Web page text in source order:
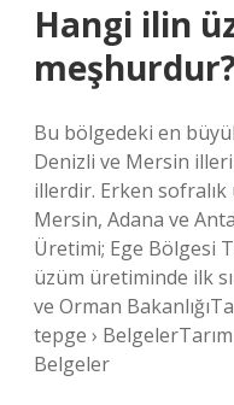
Hangi ilin
Bu bölgedeki en
Denizli ve Mersin
illerdir. Erken
Mersin, Adana ve
Üretimi; Ege Bölgesi
üzüm üretiminde ilk
ve Orman
tepge ›
Belgeler